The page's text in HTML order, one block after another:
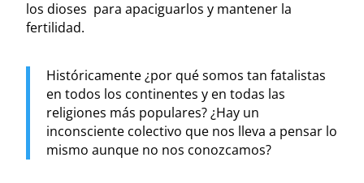
los dioses para apaciguarlos y mantener la
fertilidad.
Históricamente ¿por qué somos tan fatalistas
en todos los continentes y en todas las
religiones más populares? ¿Hay un
inconsciente colectivo que nos lleva a pensar lo
mismo aunque no nos conozcamos?